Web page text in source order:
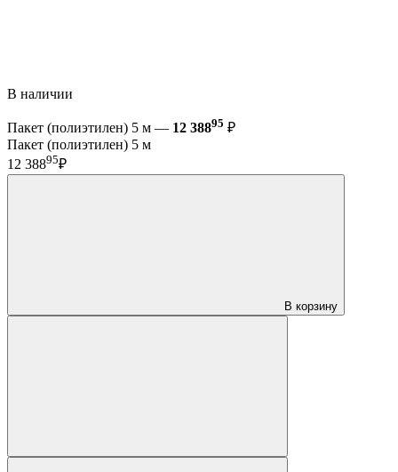
В наличии
Пакет (полиэтилен) 5 м — 12 38895 ₽
Пакет (полиэтилен) 5 м
12 38895₽
В корзину